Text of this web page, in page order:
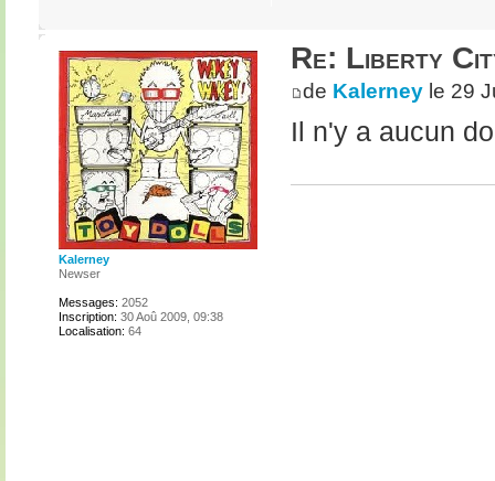
Re: Liberty
de Kalerneyle 29
Il n'y a aucun
Kalerney
Newser
Messages: 2052
Inscription: 30 Aoû 2009, 09:38
Localisation: 64